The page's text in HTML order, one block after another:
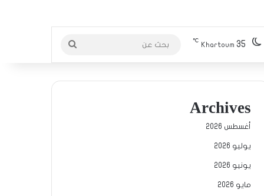
Khartoum 35
℃
Archives
أغسطس 2026
يوليو 2026
يونيو 2026
مايو 2026